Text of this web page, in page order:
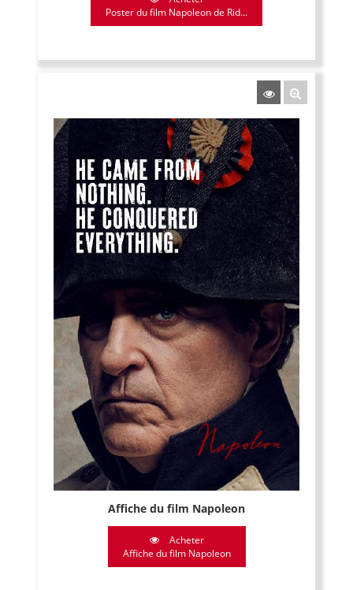
Poster du film Napoleon de Rid...
Affiche du film Napoleon
Acheter
Affiche du film Napoleon